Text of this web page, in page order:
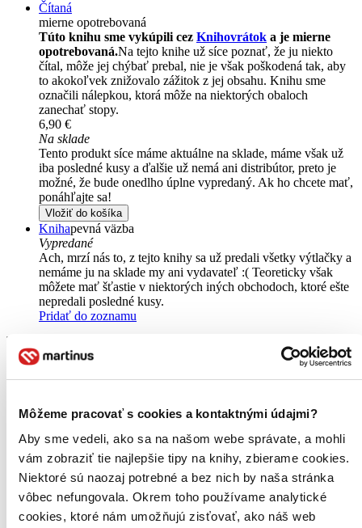
Môžeme pracovať s cookies a kontaktnými údajmi?
Aby sme vedeli, ako sa na našom webe správate, a mohli
vám zobraziť tie najlepšie tipy na knihy, zbierame cookies.
Niektoré sú naozaj potrebné a bez nich by naša stránka
vôbec nefungovala. Okrem toho používame analytické
cookies, ktoré nám umožňujú zisťovať, ako náš web
Čítaná
mierne opotrebovaná
Túto knihu sme vykúpili cez Knihovrátok a je mierne
opotrebovaná.Na tejto knihe už síce poznať, že ju niekto
čítal, môže jej chýbať prebal, nie je však poškodená tak, aby
to akokoľvek znižovalo zážitok z jej obsahu. Knihu sme
označili nálepkou, ktorá môže na niektorých obaloch
zanechať stopy.
6,90 €
Na sklade
Tento produkt síce máme aktuálne na sklade, máme však už
iba posledné kusy a ďalšie už nemá ani distribútor, preto je
možné, že bude onedlho úplne vypredaný. Ak ho chcete mať,
ponáhľajte sa!
Vložiť do košíka
Knihapevná väzba
Vypredané
Ach, mrzí nás to, z tejto knihy sa už predali všetky výtlačky a
nemáme ju na sklade my ani vydavateľ :( Teoreticky však
môžete mať šťastie v niektorých iných obchodoch, ktoré ešte
nepredali posledné kusy.
Pridať do zoznamu